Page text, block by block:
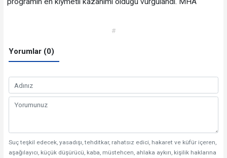
#
Yorumlar (0)
Suç teşkil edecek, yasadışı, tehditkar, rahatsız edici, hakaret ve küfür içeren,
aşağılayıcı, küçük düşürücü, kaba, müstehcen, ahlaka aykırı, kişilik haklarına